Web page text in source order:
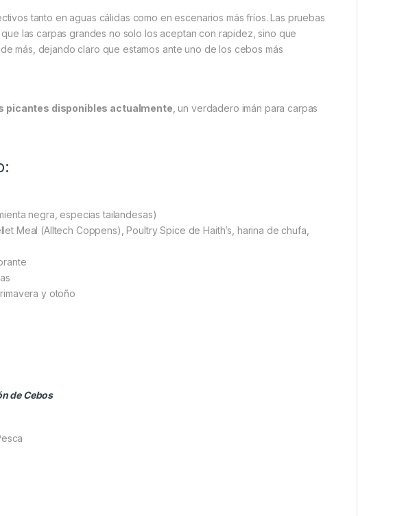
tanto en aguas cálidas como en escenarios más fríos. Las pruebas
las carpas grandes no solo los aceptan con rapidez, sino que
más, dejando claro que estamos ante uno de los cebos más
picantes disponibles actualmente , un verdadero imán para carpas
negra, especias tailandesas)
Meal (Alltech Coppens), Poultry Spice de Haith’s, harina de chufa,
y otoño
de Cebos